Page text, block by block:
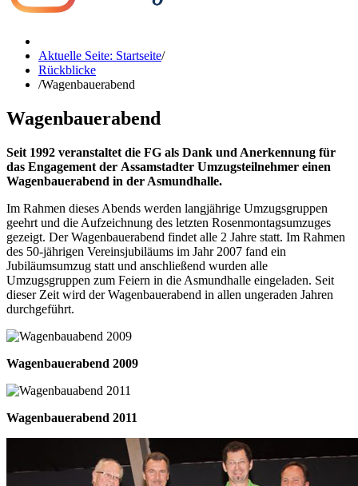
Aktuelle Seite: Startseite/
Rückblicke
/Wagenbauerabend
Wagenbauerabend
Seit 1992 veranstaltet die FG als Dank und Anerkennung für
das Engagement der Assamstadter Umzugsteilnehmer einen
Wagenbauerabend in der Asmundhalle.
Im Rahmen dieses Abends werden langjährige Umzugsgruppen
geehrt und die Aufzeichnung des letzten Rosenmontagsumzuges
gezeigt. Der Wagenbauerabend findet alle 2 Jahre statt. Im Rahmen
des 50-jährigen Vereinsjubiläums im Jahr 2007 fand ein
Jubiläumsumzug statt und anschließend wurden alle
Umzugsgruppen zum Feiern in die Asmundhalle eingeladen. Seit
dieser Zeit wird der Wagenbauerabend in allen ungeraden Jahren
durchgeführt.
Wagenbauerabend 2009
Wagenbauerabend 2011